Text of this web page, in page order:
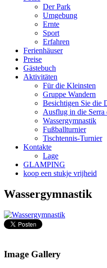
Der Park
Umgebung
Ernte
Sport
Erfahren
Ferienhäuser
Preise
Gästebuch
Aktivitäten
Für die Kleinsten
Gruppe Wandern
Besichtigen Sie die
Ausflug in die Serra
Wassergymnastik
Fußballturnier
Tischtennis-Turnier
Kontakte
Lage
GLAMPING
koop een stukje vrijheid
Wassergymnastik
Image Gallery